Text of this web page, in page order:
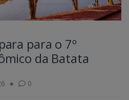
para o 7º
da Batata
0